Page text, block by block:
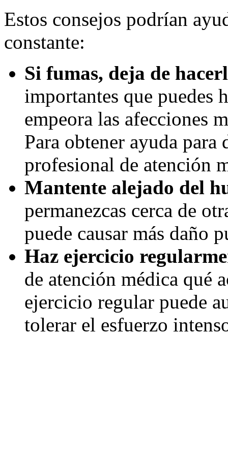
Estos consejos podrían
constante:
Si fumas, deja de
importantes que puedes
empeora las afecciones
Para obtener ayuda
profesional de atención
Mantente alejado del
permanezcas cerca de
puede causar más daño
Haz ejercicio
de atención médica qué
ejercicio regular puede
tolerar el esfuerzo